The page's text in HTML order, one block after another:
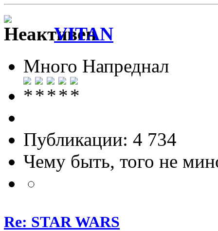
VITAN
Много Напреднал
Публикации: 4 734
Чему быть, того не
Re: STAR WARS